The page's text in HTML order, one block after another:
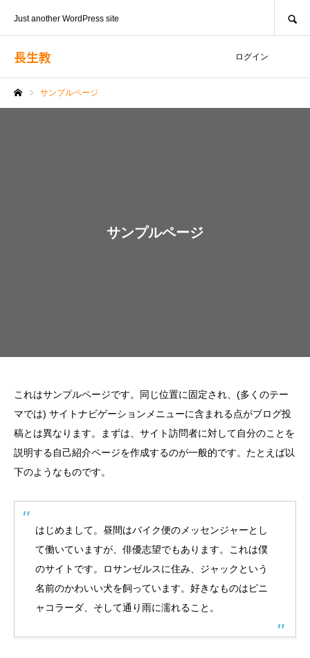
長生教
Just another WordPress site
ログイン
サンプルページ
サンプルページ
これはサンプルページです。同じ位置に固定され、(多くのテー
マでは) サイトナビゲーションメニューに含まれる点がブログ投
稿とは異なります。まずは、サイト訪問者に対して自分のことを
説明する自己紹介ページを作成するのが一般的です。たとえば以
下のようなものです。
はじめまして。昼間はバイク便のメッセンジャーとし
て働いていますが、俳優志望でもあります。これは僕
のサイトです。ロサンゼルスに住み、ジャックという
名前のかわいい犬を飼っています。好きなものはピニ
ャコラーダ、そして通り雨に濡れること。